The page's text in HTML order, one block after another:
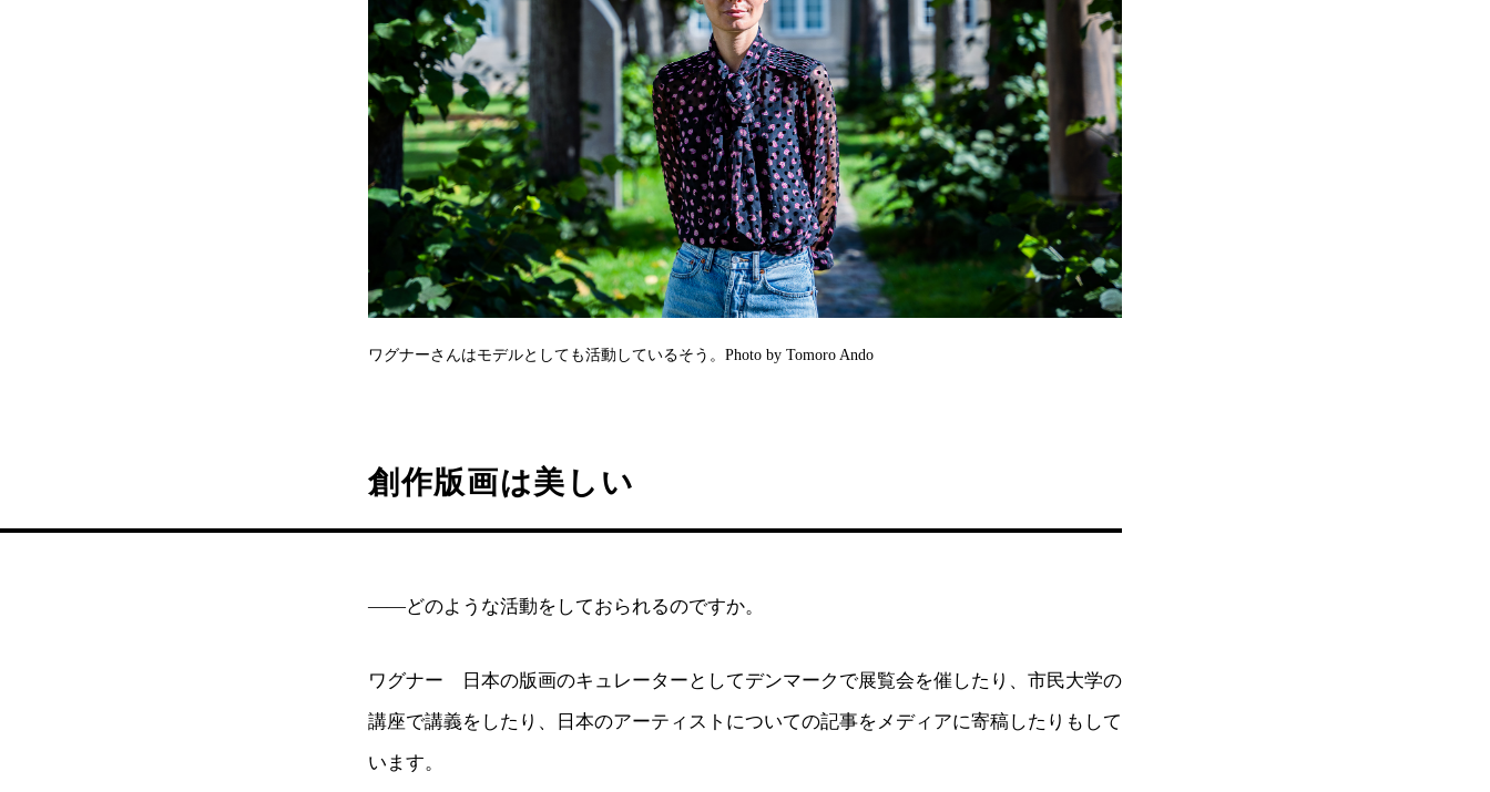
ワグナーさんはモデルとしても活動しているそう。Photo by Tomoro Ando
創作版画は美しい
——どのような活動をしておられるのですか。
ワグナー 日本の版画のキュレーターとしてデンマークで展覧会を催したり、市民大学の
講座で講義をしたり、日本のアーティストについての記事をメディアに寄稿したりもして
います。